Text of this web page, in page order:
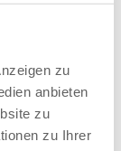
zu
anbieten
zu
zu Ihrer